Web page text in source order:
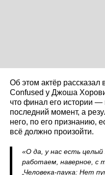
Об этом актёр рассказал
Confused у Джоша
что финал его истории
последний момент, а
него, по его признанию,
всё должно произойти.
«О да, у нас есть
работаем, наверное, с
„Человека-паука: Нет